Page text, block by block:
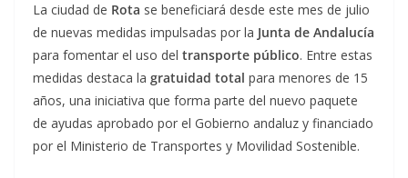
La ciudad de Rota se beneficiará desde este mes de julio
de nuevas medidas impulsadas por la Junta de Andalucía
para fomentar el uso del transporte público. Entre estas
medidas destaca la gratuidad total para menores de 15
años, una iniciativa que forma parte del nuevo paquete
de ayudas aprobado por el Gobierno andaluz y financiado
por el Ministerio de Transportes y Movilidad Sostenible.